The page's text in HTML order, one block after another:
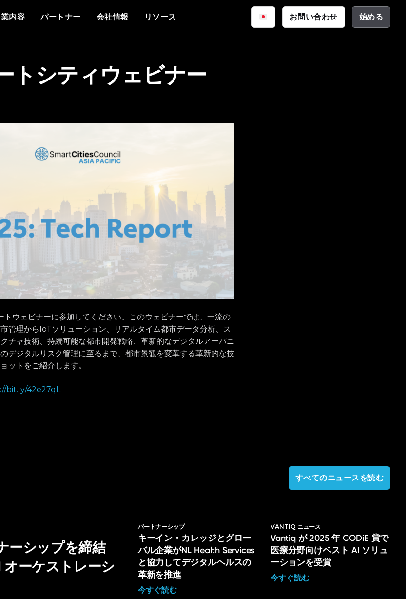
内容 パートナー 会社情報 リソース お問い合わせ 始める
フォーム
エージェントAI
イベント駆動型アーキテクチャ
サイバーセキュリティ
る 資料
ついて
イベント
ート
レター
プレスリリース
お客様の声
トシティウェビナー
ウェビナーに参加してください。このウェビナーでは、一流の
管理からIoTソリューション、リアルタイム都市データ分析、ス
チャ技術、持続可能な都市開発戦略、革新的なデジタルアーバニ
デジタルリスク管理に至るまで、都市景観を変革する革新的な技
ットをご紹介します。
bit.ly/42e27qL
すべてのニュースを読む
ーシップを締結
オーケストレーシ
パートナーシップ
キーイン・カレッジとグロー
バル企業がNL Health Services
と協力してデジタルヘルスの
革新を推進
今すぐ読む
VANTIQ ニュース
Vantiq が 2025 年 CODiE 賞で
医療分野向けベスト AI ソリュ
ーションを受賞
今すぐ読む